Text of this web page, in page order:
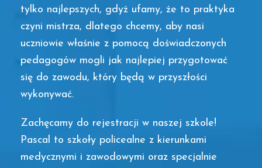
tylko najlepszych, gdyż ufamy, że to praktyka
czyni mistrza, dlatego chcemy, aby nasi
uczniowie właśnie z pomocą doświadczonych
pedagogów mogli jak najlepiej przygotować
się do zawodu, który będą w przyszłości
wykonywać.
Zachęcamy do rejestracji w naszej szkole!
Pascal to szkoły policealne z kierunkami
medycznymi i zawodowymi oraz specjalnie